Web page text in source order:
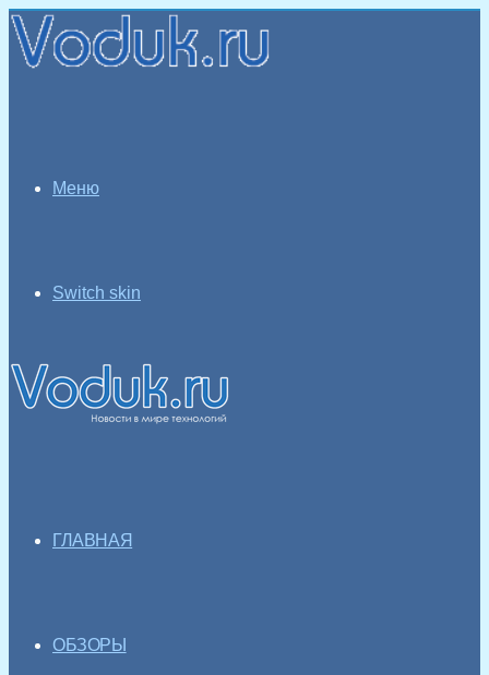
Меню
Switch skin
ГЛАВНАЯ
ОБЗОРЫ